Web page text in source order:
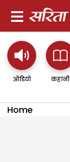
ऑडियो कहानी
Home